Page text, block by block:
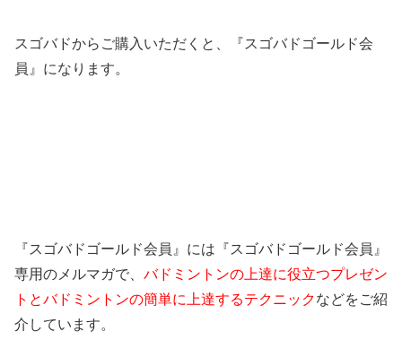
スゴバドからご購入いただくと、『スゴバドゴールド会
員』になります。
『スゴバドゴールド会員』には『スゴバドゴールド会員』
専用のメルマガで、 バドミントンの上達に役立つプレゼン
トとバドミントンの簡単に上達するテクニックなどをご紹
介しています。